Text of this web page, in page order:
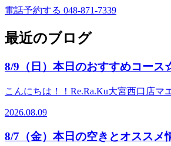
電話予約する 048-871-7339
最近のブログ
8/9（日）本日のおすすめコース
こんにちは！！Re.Ra.Ku大宮西口店マ
近づいてますね…(;'∀') 連休は日々蓄積
ャンスです！お疲れに合わせコースの
せていただきます♪ぜひお気軽にご相
2026.08.09
8/7（金）本日の空きとオススメ